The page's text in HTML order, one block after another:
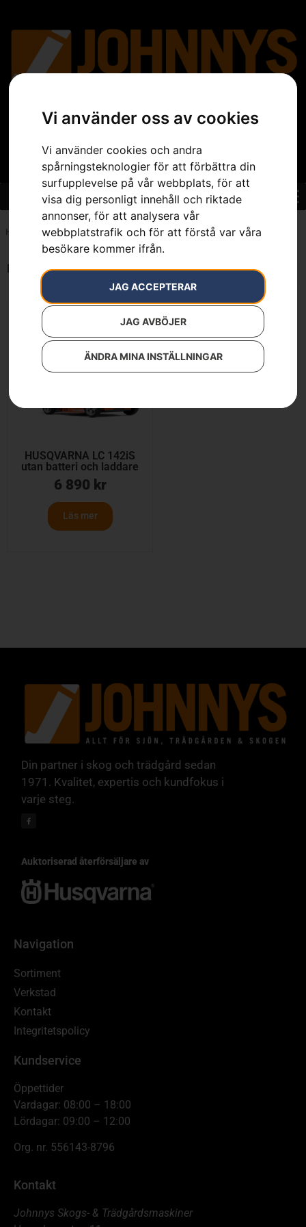
Vi använder oss av cookies
Vi använder cookies och andra
spårningsteknologier för att förbättra din
surfupplevelse på vår webbplats, för att
visa dig personligt innehåll och riktade
annonser, för att analysera vår
webbplatstrafik och för att förstå var våra
besökare kommer ifrån.
JAG ACCEPTERAR
JAG AVBÖJER
ÄNDRA MINA INSTÄLLNINGAR
Hem 7392930759657
Endast ett sökresultat
HUSQVARNA LC 142iS
utan batteri och laddare
6 890 kr
Läs mer
Din partner i skog och trädgård sedan
1971. Kvalitet, expertis och kundfokus i
varje steg.
Auktoriserad återförsäljare av
Navigation
Sortiment
Verkstad
Kontakt
Integritetspolicy
Kundservice
Öppettider
Vardagar: 08:00 – 18:00
Lördagar: 09:00 – 12:00
Org. nr. 556143-8796
Kontakt
Johnnys Skogs- & Trädgårdsmaskiner